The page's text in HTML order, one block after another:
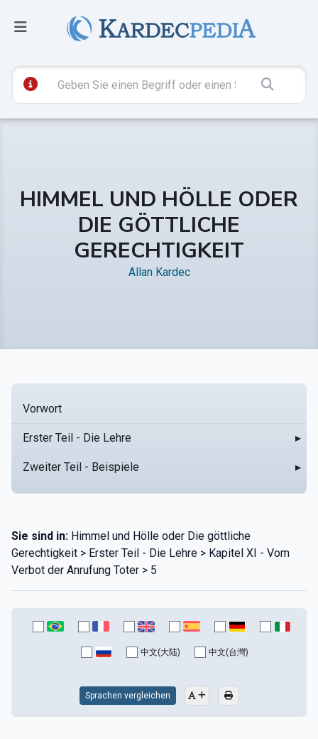
HIMMEL UND HÖLLE ODER
DIE GÖTTLICHE
GERECHTIGKEIT
Allan Kardec
Vorwort
Erster Teil - Die Lehre ▸
Zweiter Teil - Beispiele ▸
Sie sind in: Himmel und Hölle oder Die göttliche
Gerechtigkeit > Erster Teil - Die Lehre > Kapitel XI - Vom
Verbot der Anrufung Toter > 5
中文(大陆) 中文(台灣)
Sprachen vergleichen